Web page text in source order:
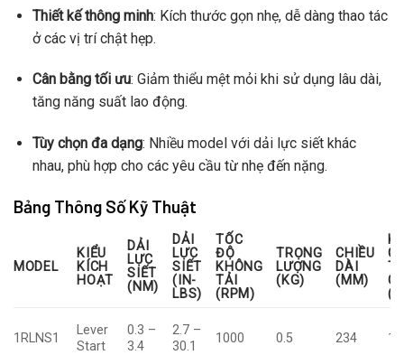
Thiết kế thông minh: Kích thước gọn nhẹ, dễ dàng thao tác
ở các vị trí chật hẹp.
Cân bằng tối ưu: Giảm thiểu mệt mỏi khi sử dụng lâu dài,
tăng năng suất lao động.
Tùy chọn đa dạng: Nhiều model với dải lực siết khác
nhau, phù hợp cho các yêu cầu từ nhẹ đến nặng.
Bảng Thông Số Kỹ Thuật
MODEL
KIỂU
KÍCH
HOẠT
DẢI
LỰC
SIẾT
(NM)
DẢI
LỰC
SIẾT
(IN-
LBS)
TỐC
ĐỘ
KHÔNG
TẢI
(RPM)
TRỌNG
LƯỢNG
(KG)
CHIỀU
DÀI
(MM)
1RLNS1
Lever
Start
0.3 –
3.4
2.7 –
30.1
1000 0.5 234 14